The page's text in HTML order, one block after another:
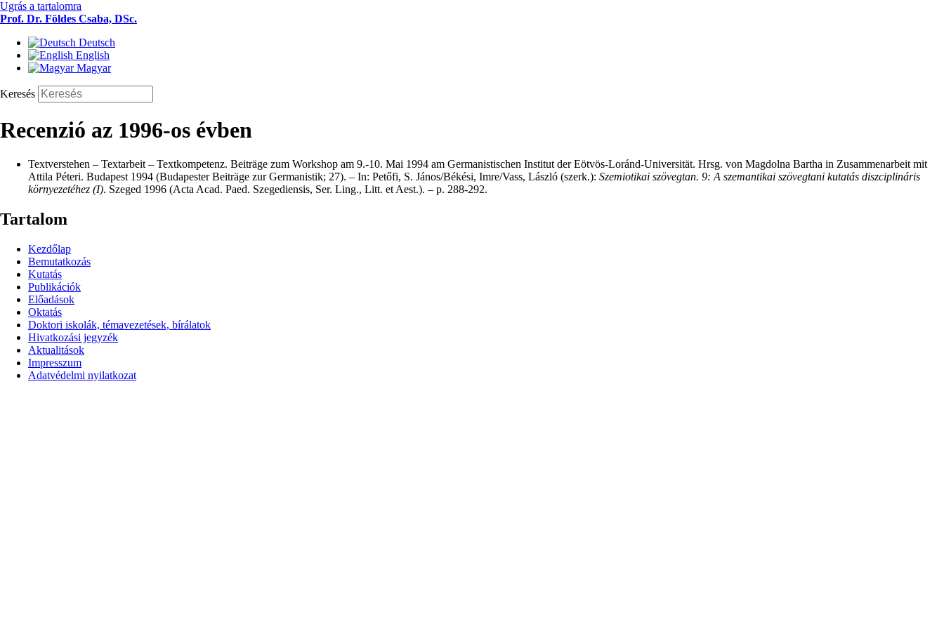
Ugrás a tartalomra
Prof. Dr. Földes Csaba, DSc.
Deutsch
English
Magyar
Keresés
Recenzió az 1996-os évben
Textverstehen – Textarbeit – Textkompetenz. Beiträge zum Workshop am 9.-10. Mai 1994 am Germanistischen Institut der Eötvös-Loránd-Universität. Hrsg. von Magdolna Bartha in Zusammenarbeit mit
Attila Péteri. Budapest 1994 (Budapester Beiträge zur Germanistik; 27). – In: Petőfi, S. János/Békési, Imre/Vass, László (szerk.): Szemiotikai szövegtan. 9: A szemantikai szövegtani kutatás diszciplináris
környezetéhez (I). Szeged 1996 (Acta Acad. Paed. Szegediensis, Ser. Ling., Litt. et Aest.). – p. 288-292.
Tartalom
Kezdőlap
Bemutatkozás
Kutatás
Publikációk
Előadások
Oktatás
Doktori iskolák, témavezetések, bírálatok
Hivatkozási jegyzék
Aktualitások
Impresszum
Adatvédelmi nyilatkozat